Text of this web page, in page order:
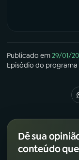
Publicado em29/01/
Episódio do programa
Dê sua
conteúdo